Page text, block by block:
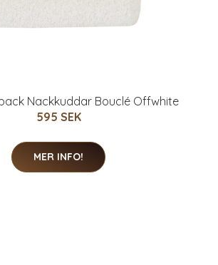
Nackkuddar Bouclé Offwhite
595 SEK
MER INFO!